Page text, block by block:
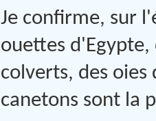
Je confirme, sur
ouettes d'Egypte,
colverts, des oies
canetons sont la